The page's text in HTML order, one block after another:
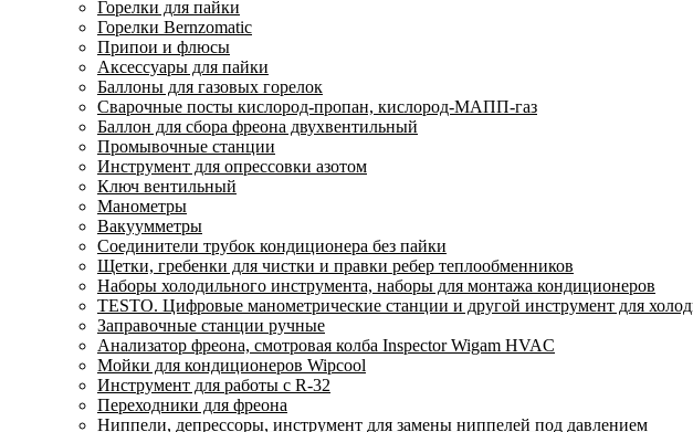
Горелки для пайки
Горелки Bernzomatic
Припои и флюсы
Аксессуары для пайки
Баллоны для газовых горелок
Сварочные посты кислород-пропан, кислород-МАПП-газ
Баллон для сбора фреона двухвентильный
Промывочные станции
Инструмент для опрессовки азотом
Ключ вентильный
Манометры
Вакуумметры
Соединители трубок кондиционера без пайки
Щетки, гребенки для чистки и правки ребер теплообменников
Наборы холодильного инструмента, наборы для монтажа кондиционеров
TESTO. Цифровые манометрические станции и другой инструмент для
Заправочные станции ручные
Анализатор фреона, смотровая колба Inspector Wigam HVAC
Мойки для кондиционеров Wipcool
Инструмент для работы с R-32
Переходники для фреона
Ниппели, депрессоры, инструмент для замены ниппелей под давлением